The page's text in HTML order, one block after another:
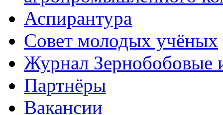
Аспирантура
Совет молодых учёных
Журнал Зернобобовые
Партнёры
Вакансии